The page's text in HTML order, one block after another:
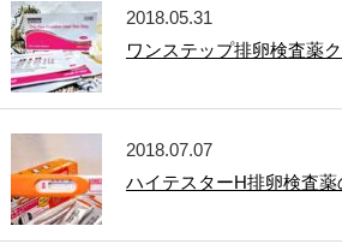
2018.05.31
ワンステップ排卵検査薬
2018.07.07
ハイテスターH排卵検査